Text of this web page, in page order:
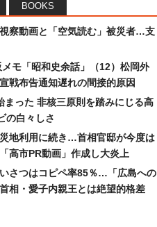
BOOKS
視察動画と「空気読む」被災者…支
モ「昭和史余話」（12）松岡外
戦布告通知遅れの間接的原因
まった 非核三原則を踏みにじる高
の白々しさ
地利用に続き…首相官邸が今度は
高市PR動画」作成し大炎上
さつはコピペ率85％…「広島への
相・愛子内親王とは絶望的格差